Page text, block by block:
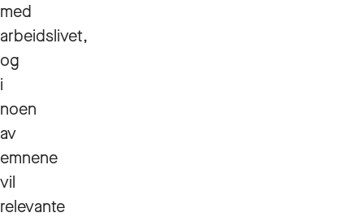
med
arbeidslivet,
og
i
noen
av
emnene
vil
relevante